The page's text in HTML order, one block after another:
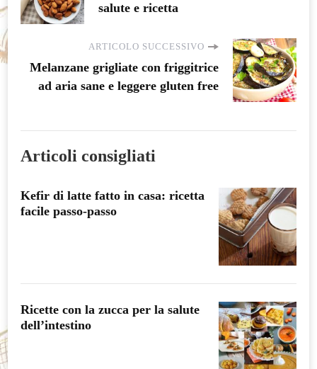
salute e ricetta
ARTICOLO SUCCESSIVO
Melanzane grigliate con friggitrice
ad aria sane e leggere gluten free
Articoli consigliati
Kefir di latte fatto in casa: ricetta
facile passo-passo
Ricette con la zucca per la salute
dell’intestino